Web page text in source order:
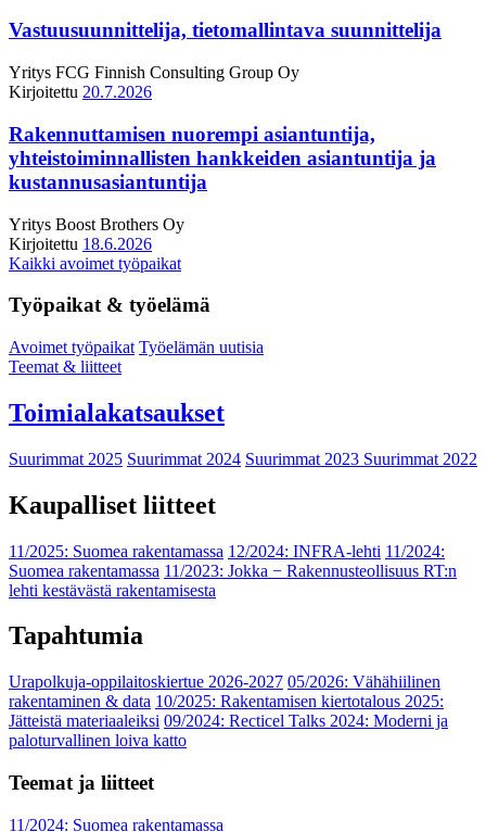
Vastuusuunnittelija, tietomallintava suunnittelija
Yritys FCG Finnish Consulting Group Oy
Kirjoitettu 20.7.2026
Rakennuttamisen nuorempi asiantuntija,
yhteistoiminnallisten hankkeiden asiantuntija ja
kustannusasiantuntija
Yritys Boost Brothers Oy
Kirjoitettu 18.6.2026
Kaikki avoimet työpaikat
Työpaikat & työelämä
Avoimet työpaikat Työelämän uutisia
Teemat & liitteet
Toimialakatsaukset
Suurimmat 2025 Suurimmat 2024 Suurimmat 2023 Suurimmat 2022
Kaupalliset liitteet
11/2025: Suomea rakentamassa 12/2024: INFRA-lehti 11/2024:
Suomea rakentamassa 11/2023: Jokka − Rakennusteollisuus RT:n
lehti kestävästä rakentamisesta
Tapahtumia
Urapolkuja-oppilaitoskiertue 2026-2027 05/2026: Vähähiilinen
rakentaminen & data 10/2025: Rakentamisen kiertotalous 2025:
Jätteistä materiaaleiksi 09/2024: Recticel Talks 2024: Moderni ja
paloturvallinen loiva katto
Teemat ja liitteet
11/2024: Suomea rakentamassa